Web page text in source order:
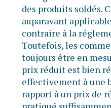
des produits soldés.
auparavant
contraire à la
Toutefois, les
toujours être en
prix réduit est bien
effectivement à une
rapport à un prix de